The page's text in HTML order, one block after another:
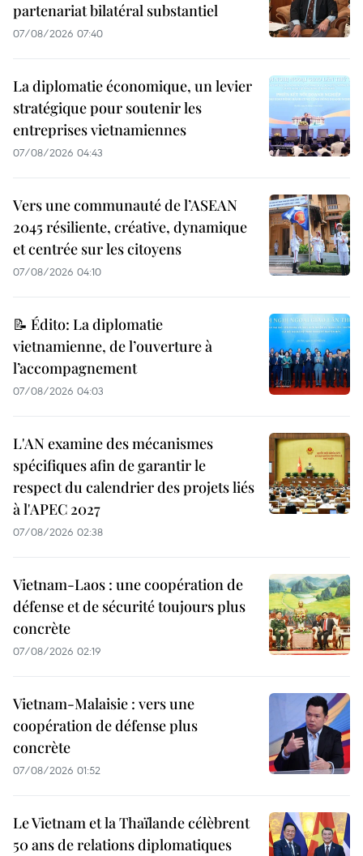
partenariat bilatéral substantiel
07/08/2026 07:40
La diplomatie économique, un levier
stratégique pour soutenir les
entreprises vietnamiennes
07/08/2026 04:43
Vers une communauté de l’ASEAN
2045 résiliente, créative, dynamique
et centrée sur les citoyens
07/08/2026 04:10
📝 Édito: La diplomatie
vietnamienne, de l’ouverture à
l’accompagnement
07/08/2026 04:03
L'AN examine des mécanismes
spécifiques afin de garantir le
respect du calendrier des projets liés
à l'APEC 2027
07/08/2026 02:38
Vietnam-Laos : une coopération de
défense et de sécurité toujours plus
concrète
07/08/2026 02:19
Vietnam-Malaisie : vers une
coopération de défense plus
concrète
07/08/2026 01:52
Le Vietnam et la Thaïlande célèbrent
50 ans de relations diplomatiques